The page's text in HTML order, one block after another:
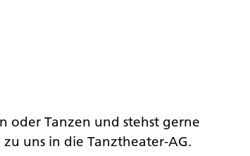
oder Tanzen und stehst gerne
uns in die Tanztheater-AG.